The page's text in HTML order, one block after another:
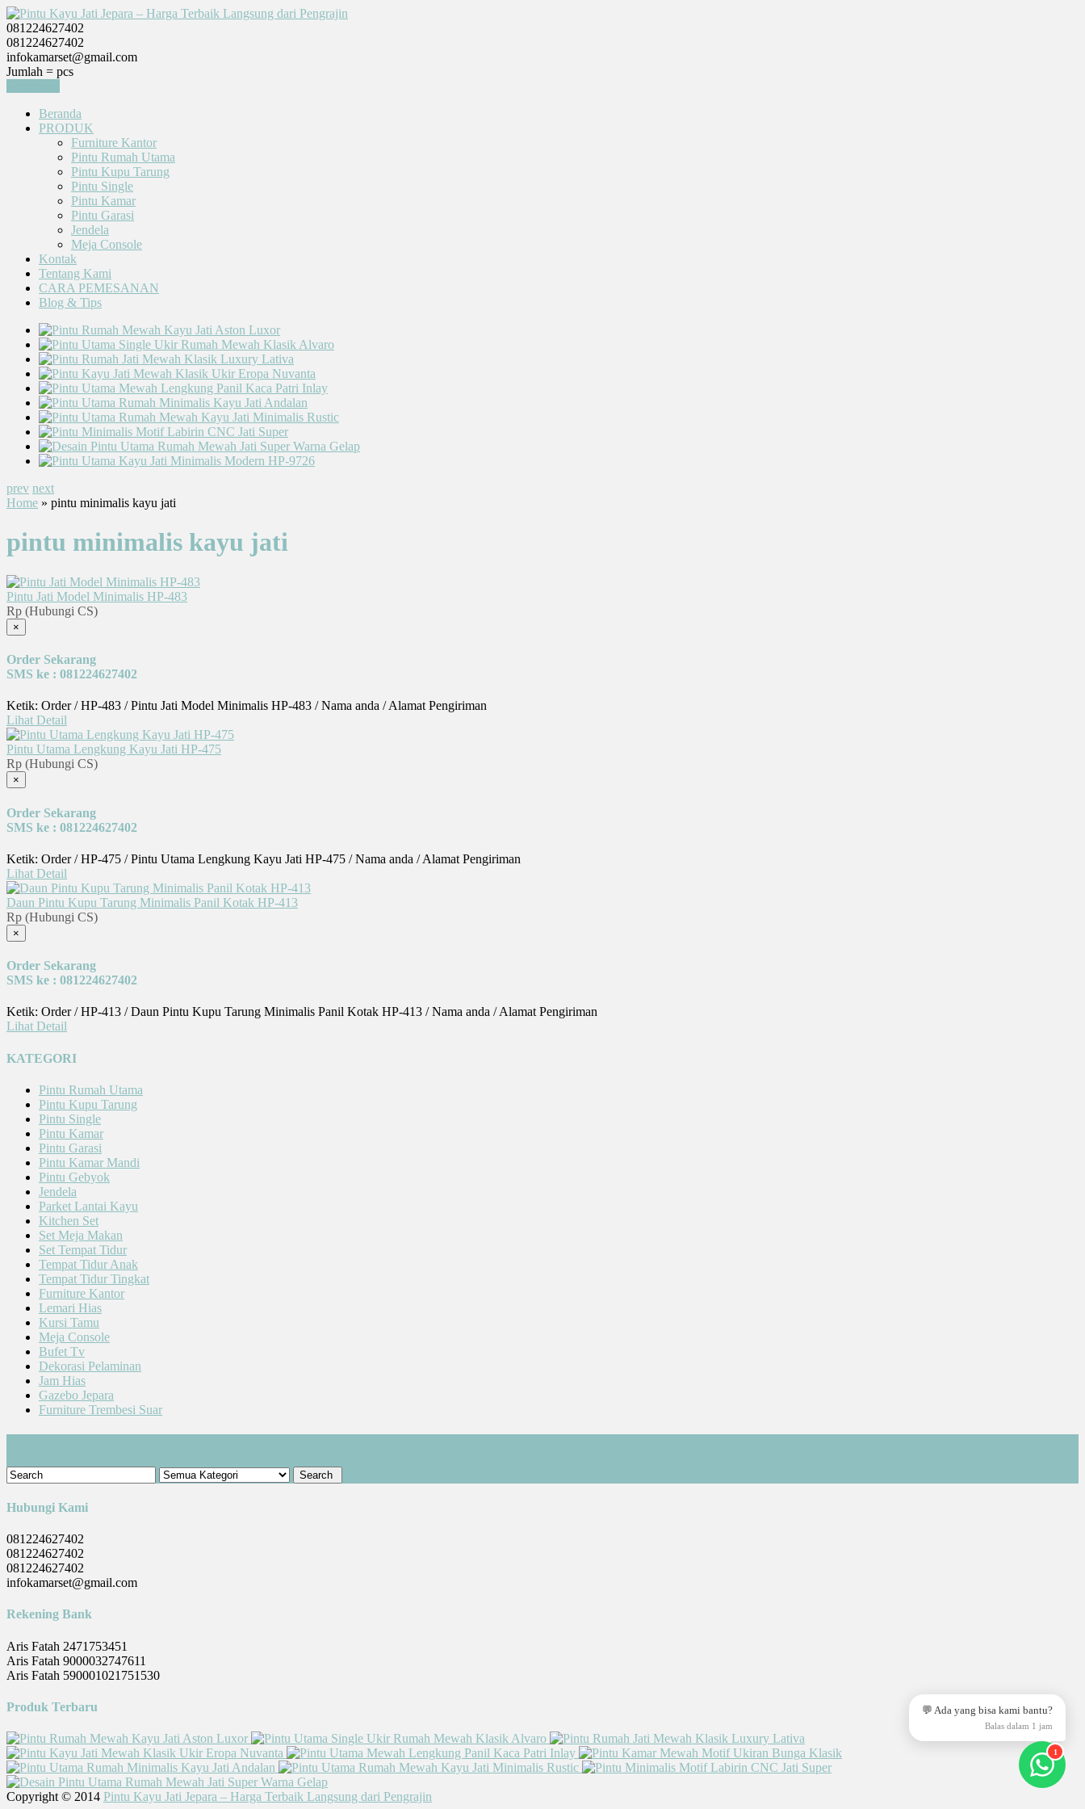
081224627402
081224627402
infokamarset@gmail.com
Jumlah = pcs
Beranda
PRODUK
Furniture Kantor
Pintu Rumah Utama
Pintu Kupu Tarung
Pintu Single
Pintu Kamar
Pintu Garasi
Jendela
Meja Console
Kontak
Tentang Kami
CARA PEMESANAN
Blog & Tips
prev next
Home » pintu minimalis kayu jati
pintu minimalis kayu jati
Pintu Jati Model Minimalis HP-483
Rp (Hubungi CS)
×
Order Sekarang
SMS ke : 081224627402
Ketik: Order / HP-483 / Pintu Jati Model Minimalis HP-483 / Nama anda / Alamat Pengiriman
Lihat Detail
Pintu Utama Lengkung Kayu Jati HP-475
Rp (Hubungi CS)
×
Order Sekarang
SMS ke : 081224627402
Ketik: Order / HP-475 / Pintu Utama Lengkung Kayu Jati HP-475 / Nama anda / Alamat Pengiriman
Lihat Detail
Daun Pintu Kupu Tarung Minimalis Panil Kotak HP-413
Rp (Hubungi CS)
×
Order Sekarang
SMS ke : 081224627402
Ketik: Order / HP-413 / Daun Pintu Kupu Tarung Minimalis Panil Kotak HP-413 / Nama anda / Alamat Pengiriman
Lihat Detail
KATEGORI
Pintu Rumah Utama
Pintu Kupu Tarung
Pintu Single
Pintu Kamar
Pintu Garasi
Pintu Kamar Mandi
Pintu Gebyok
Jendela
Parket Lantai Kayu
Kitchen Set
Set Meja Makan
Set Tempat Tidur
Tempat Tidur Anak
Tempat Tidur Tingkat
Furniture Kantor
Lemari Hias
Kursi Tamu
Meja Console
Bufet Tv
Dekorasi Pelaminan
Jam Hias
Gazebo Jepara
Furniture Trembesi Suar
Hubungi Kami
081224627402
081224627402
081224627402
infokamarset@gmail.com
Rekening Bank
Aris Fatah 2471753451
Aris Fatah 9000032747611
Aris Fatah 590001021751530
Produk Terbaru
Copyright © 2014 Pintu Kayu Jati Jepara – Harga Terbaik Langsung dari Pengrajin
💬 Ada yang bisa kami bantu?
Balas dalam 1 jam
1